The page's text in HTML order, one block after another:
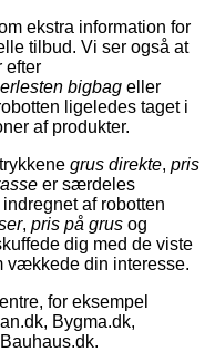
ekstra information for
tilbud. Vi ser også at
efter
bigbag eller
ligeledes taget i
af produkter.
grus direkte, pris
er særdeles
af robotten
, pris på grus og
dig med de viste
vækkede din interesse.
for eksempel
Bygma.dk,